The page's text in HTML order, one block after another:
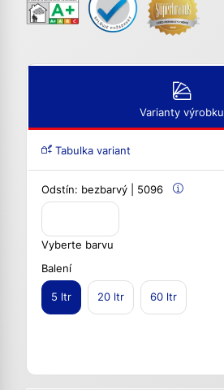
Varianty výrobku
Tabulka variant
Odstín: bezbarvý | 5096
Vyberte barvu
Balení
5 ltr 20 ltr 60 ltr